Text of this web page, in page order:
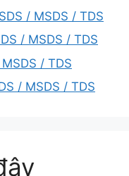
/ MSDS / TDS
/ MSDS / TDS
/ TDS
/ MSDS / TDS